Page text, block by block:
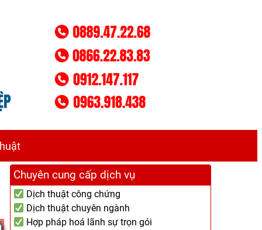
Chuyên cung cấp dịch vụ
Dịch thuật công chứng
Dịch thuật chuyên ngành
Hợp pháp hoá lãnh sự trọn gói